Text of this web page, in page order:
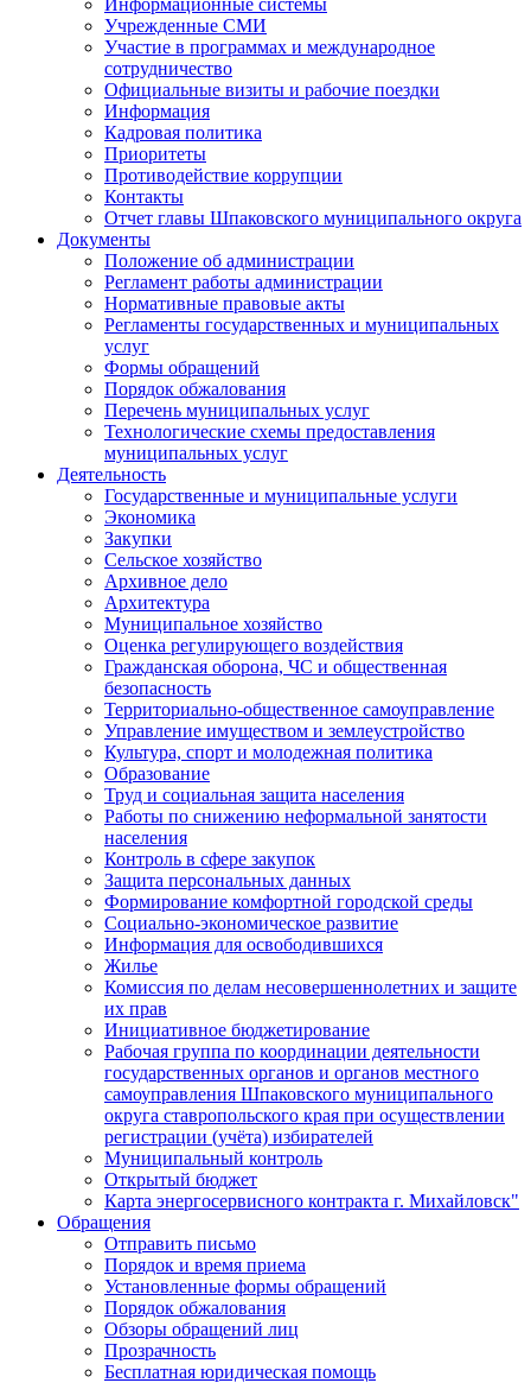
Информационные системы
Учрежденные СМИ
Участие в программах и международное
сотрудничество
Официальные визиты и рабочие поездки
Информация
Кадровая политика
Приоритеты
Противодействие коррупции
Контакты
Отчет главы Шпаковского муниципального округа
Документы
Положение об администрации
Регламент работы администрации
Нормативные правовые акты
Регламенты государственных и муниципальных
услуг
Формы обращений
Порядок обжалования
Перечень муниципальных услуг
Технологические схемы предоставления
муниципальных услуг
Деятельность
Государственные и муниципальные услуги
Экономика
Закупки
Сельское хозяйство
Архивное дело
Архитектура
Муниципальное хозяйство
Оценка регулирующего воздействия
Гражданская оборона, ЧС и общественная
безопасность
Территориально-общественное самоуправление
Управление имуществом и землеустройство
Культура, спорт и молодежная политика
Образование
Труд и социальная защита населения
Работы по снижению неформальной занятости
населения
Контроль в сфере закупок
Защита персональных данных
Формирование комфортной городской среды
Социально-экономическое развитие
Информация для освободившихся
Жилье
Комиссия по делам несовершеннолетних и защите
их прав
Инициативное бюджетирование
Рабочая группа по координации деятельности
государственных органов и органов местного
самоуправления Шпаковского муниципального
округа ставропольского края при осуществлении
регистрации (учёта) избирателей
Муниципальный контроль
Открытый бюджет
Карта энергосервисного контракта г. Михайловск"
Обращения
Отправить письмо
Порядок и время приема
Установленные формы обращений
Порядок обжалования
Обзоры обращений лиц
Прозрачность
Бесплатная юридическая помощь